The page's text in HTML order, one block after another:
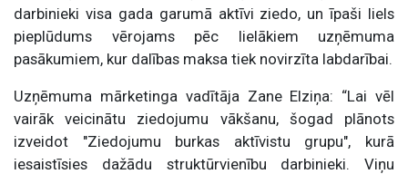
darbinieki visa gada garumā aktīvi ziedo, un īpaši liels
pieplūdums vērojams pēc lielākiem uzņēmuma
pasākumiem, kur dalības maksa tiek novirzīta labdarībai.
Uzņēmuma mārketinga vadītāja Zane Elziņa: “Lai vēl
vairāk veicinātu ziedojumu vākšanu, šogad plānots
izveidot "Ziedojumu burkas aktīvistu grupu", kurā
iesaistīsies dažādu struktūrvienību darbinieki. Viņu